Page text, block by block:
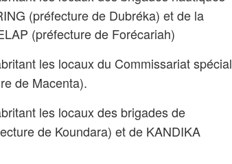
(préfecture de Dubréka) et de la
(préfecture de Forécariah)
les locaux du Commissariat spécial
de Macenta).
les locaux des brigades de
de Koundara) et de KANDIKA